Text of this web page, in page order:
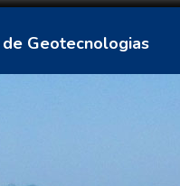
Geotecnologias